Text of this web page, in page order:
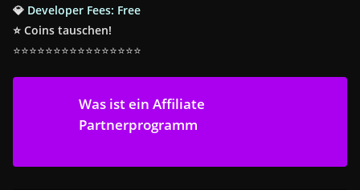
💎 Developer Fees: Free
⭐ Coins tauschen!
⭐⭐⭐⭐⭐⭐⭐⭐⭐⭐⭐⭐⭐⭐⭐⭐
Was ist ein Affiliate
Partnerprogramm